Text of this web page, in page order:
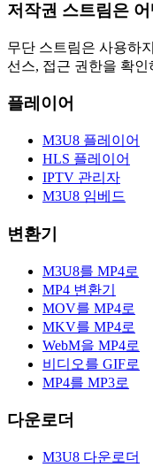
저작권 스트림은
무단 스트림은 사용하
선스, 접근 권한을 확인
플레이어
M3U8 플레이어
HLS 플레이어
IPTV 관리자
M3U8 임베드
변환기
M3U8를 MP4로
MP4 변환기
MOV를 MP4로
MKV를 MP4로
WebM을 MP4로
비디오를 GIF로
MP4를 MP3로
다운로더
M3U8 다운로더